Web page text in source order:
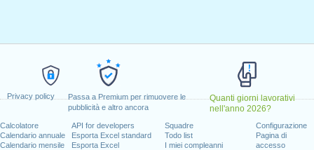
Privacy policy
Passa a Premium per rimuovere le
pubblicità e altro ancora
Quanti giorni lavorativi
nell'anno 2026?
Calcolatore
Calendario annuale
Calendario mensile
API for developers
Esporta Excel standard
Esporta Excel
Squadre
Todo list
I miei compleanni
Configurazione
Pagina di
accesso
2025
2025
15 agosto, 2025
13 ottobre, 2025
8 dicembre, 2025
2025